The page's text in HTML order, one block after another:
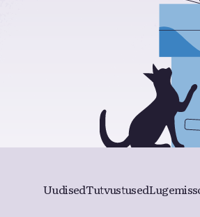
UudisedTutvustused